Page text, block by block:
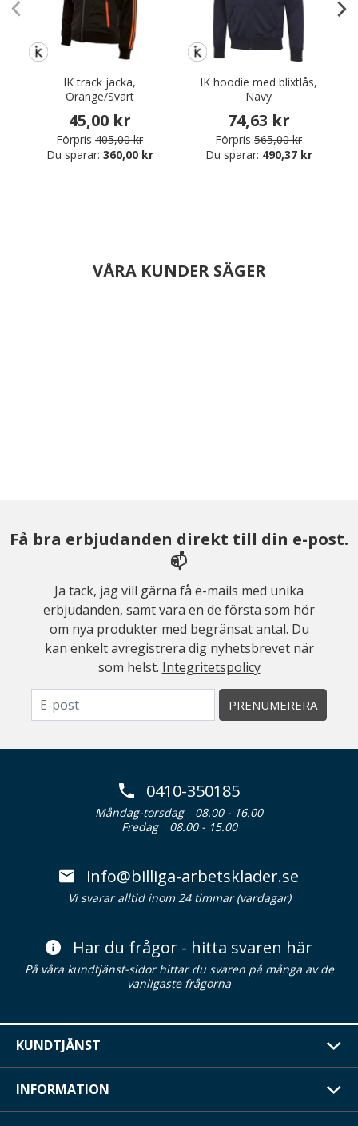
IK track jacka,
Orange/Svart
45,00 kr
Förpris 405,00 kr
Du sparar: 360,00 kr
IK hoodie med blixtlås,
Navy
74,63 kr
Förpris 565,00 kr
Du sparar: 490,37 kr
VÅRA KUNDER SÄGER
Få bra erbjudanden direkt till din e-post.
📫
Ja tack, jag vill gärna få e-mails med unika
erbjudanden, samt vara en de första som hör
om nya produkter med begränsat antal. Du
kan enkelt avregistrera dig nyhetsbrevet när
som helst. Integritetspolicy
PRENUMERERA
0410-350185
Måndag-torsdag
08.00 - 16.00
Fredag
08.00 - 15.00
info@billiga-arbetsklader.se
Vi svarar alltid inom 24 timmar (vardagar)
Har du frågor - hitta svaren här
På våra kundtjänst-sidor hittar du svaren på många av de
vanligaste frågorna
KUNDTJÄNST
INFORMATION